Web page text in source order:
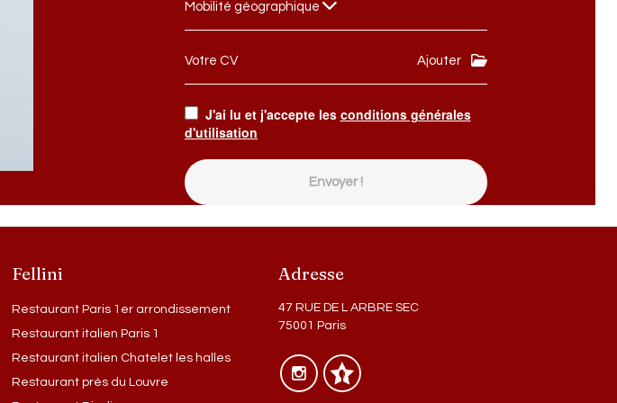
Mobilité géographique
Votre CV Ajouter
J'ai lu et j'accepte les conditions générales
d'utilisation
Envoyer !
Fellini
Restaurant Paris 1er arrondissement
Restaurant italien Paris 1
Restaurant italien Chatelet les halles
Restaurant près du Louvre
Adresse
47 RUE DE L ARBRE SEC
75001 Paris